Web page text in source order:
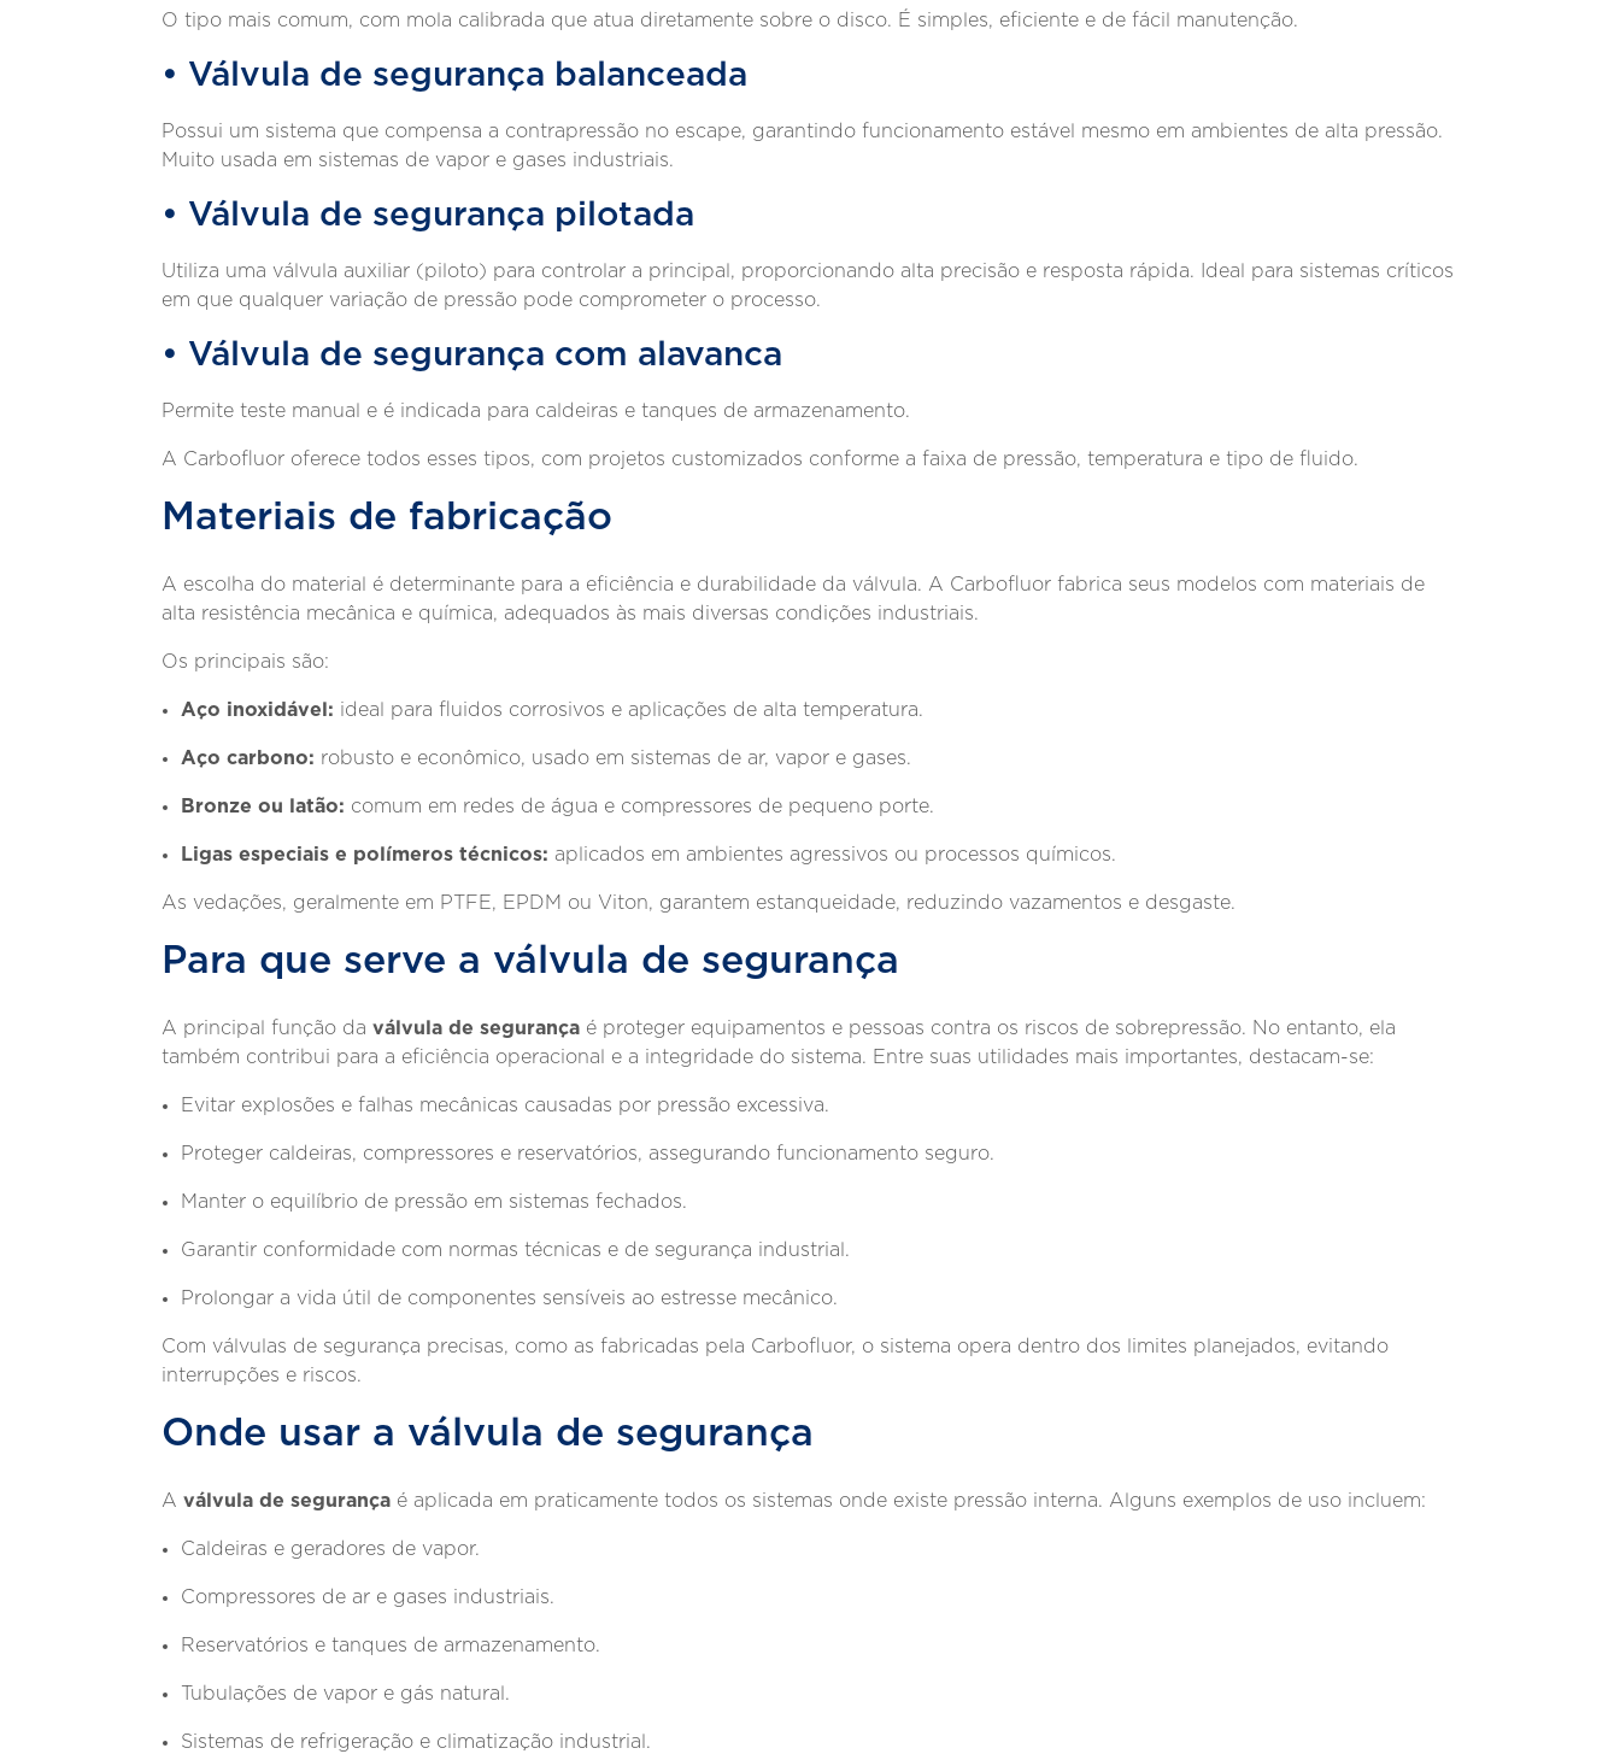
O tipo mais comum, com mola calibrada que atua diretamente sobre o disco. É simples, eficiente e de fácil manutenção.
• Válvula de segurança balanceada
Possui um sistema que compensa a contrapressão no escape, garantindo funcionamento estável mesmo em ambientes de alta pressão.
Muito usada em sistemas de vapor e gases industriais.
• Válvula de segurança pilotada
Utiliza uma válvula auxiliar (piloto) para controlar a principal, proporcionando alta precisão e resposta rápida. Ideal para sistemas críticos
em que qualquer variação de pressão pode comprometer o processo.
• Válvula de segurança com alavanca
Permite teste manual e é indicada para caldeiras e tanques de armazenamento.
A Carbofluor oferece todos esses tipos, com projetos customizados conforme a faixa de pressão, temperatura e tipo de fluido.
Materiais de fabricação
A escolha do material é determinante para a eficiência e durabilidade da válvula. A Carbofluor fabrica seus modelos com materiais de
alta resistência mecânica e química, adequados às mais diversas condições industriais.
Os principais são:
Aço inoxidável: ideal para fluidos corrosivos e aplicações de alta temperatura.
Aço carbono: robusto e econômico, usado em sistemas de ar, vapor e gases.
Bronze ou latão: comum em redes de água e compressores de pequeno porte.
Ligas especiais e polímeros técnicos: aplicados em ambientes agressivos ou processos químicos.
As vedações, geralmente em PTFE, EPDM ou Viton, garantem estanqueidade, reduzindo vazamentos e desgaste.
Para que serve a válvula de segurança
A principal função daválvula de segurança é proteger equipamentos e pessoas contra os riscos de sobrepressão. No entanto, ela
também contribui para a eficiência operacional e a integridade do sistema. Entre suas utilidades mais importantes, destacam-se:
Evitar explosões e falhas mecânicas causadas por pressão excessiva.
Proteger caldeiras, compressores e reservatórios, assegurando funcionamento seguro.
Manter o equilíbrio de pressão em sistemas fechados.
Garantir conformidade com normas técnicas e de segurança industrial.
Prolongar a vida útil de componentes sensíveis ao estresse mecânico.
Com válvulas de segurança precisas, como as fabricadas pela Carbofluor, o sistema opera dentro dos limites planejados, evitando
interrupções e riscos.
Onde usar a válvula de segurança
Aválvula de segurança é aplicada em praticamente todos os sistemas onde existe pressão interna. Alguns exemplos de uso incluem:
Caldeiras e geradores de vapor.
Compressores de ar e gases industriais.
Reservatórios e tanques de armazenamento.
Tubulações de vapor e gás natural.
Sistemas de refrigeração e climatização industrial.